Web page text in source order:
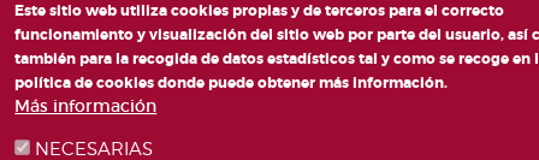
Este sitio web utiliza cookies propias y de terceros para el correcto
funcionamiento y visualización del sitio web por parte del usuario, así
también para la recogida de datos estadísticos tal y como se recoge en
política de cookies donde puede obtener más información.
Más información
NECESARIAS